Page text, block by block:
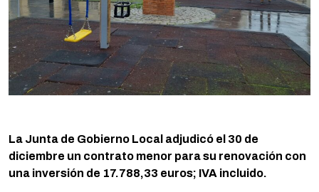
La Junta de Gobierno Local adjudicó el 30 de
diciembre un contrato menor para su renovación con
una inversión de 17.788,33 euros; IVA incluido.